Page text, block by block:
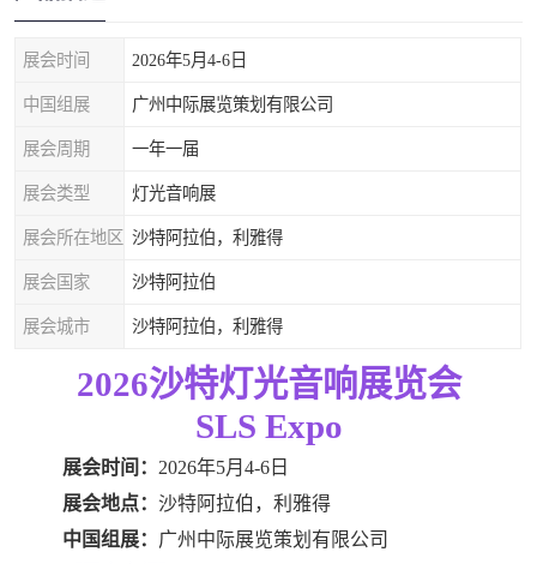
展会时间 2026年5月4-6日
中国组展 广州中际展览策划有限公司
展会周期 一年一届
展会类型 灯光音响展
展会所在地区 沙特阿拉伯，利雅得
展会国家 沙特阿拉伯
展会城市 沙特阿拉伯，利雅得
2026沙特灯光音响展览会
SLS Expo
展会时间 ： 2026年5月 4-6 日
展会地点： 沙特阿拉伯 ， 利雅得
中国组展： 广州中际展览策划有限公司